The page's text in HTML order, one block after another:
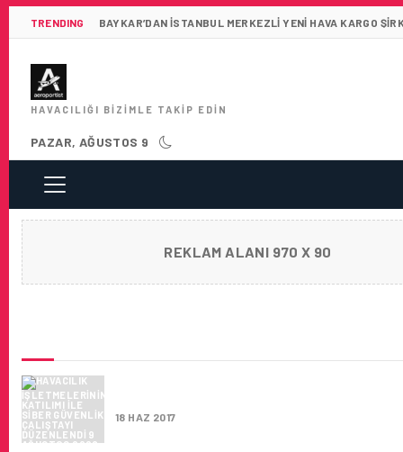
TRENDING BAYKAR’DAN İSTANBUL MERKEZLI YENI HAVA KARGO
HAVACILIĞI BIZIMLE TAKIP EDIN
PAZAR, AĞUSTOS 9
REKLAM ALANI 970 X 90
18 HAZ 2017